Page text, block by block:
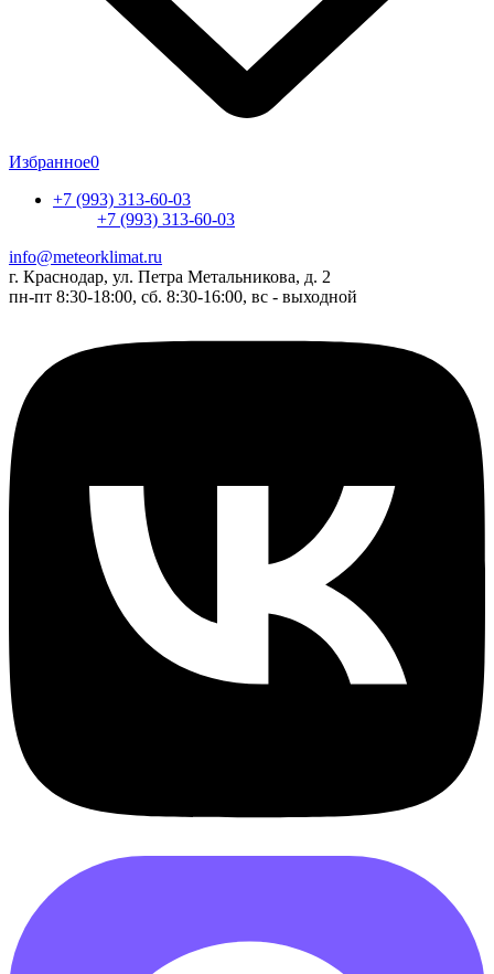
Избранное0
+7 (993) 313-60-03
+7 (993) 313-60-03
info@meteorklimat.ru
г. Краснодар, ул. Петра Метальникова, д. 2
пн-пт 8:30-18:00, сб. 8:30-16:00, вс - выходной